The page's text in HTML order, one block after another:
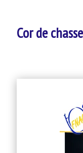
Cor de chasse